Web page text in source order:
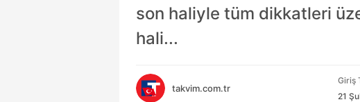
son haliyle tüm dikkatleri
hali...
takvim.com.tr
Giriş
21